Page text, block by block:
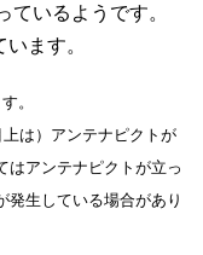
ているようです。
ます。
。
は）アンテナピクトが
はアンテナピクトが立っ
発生している場合があり